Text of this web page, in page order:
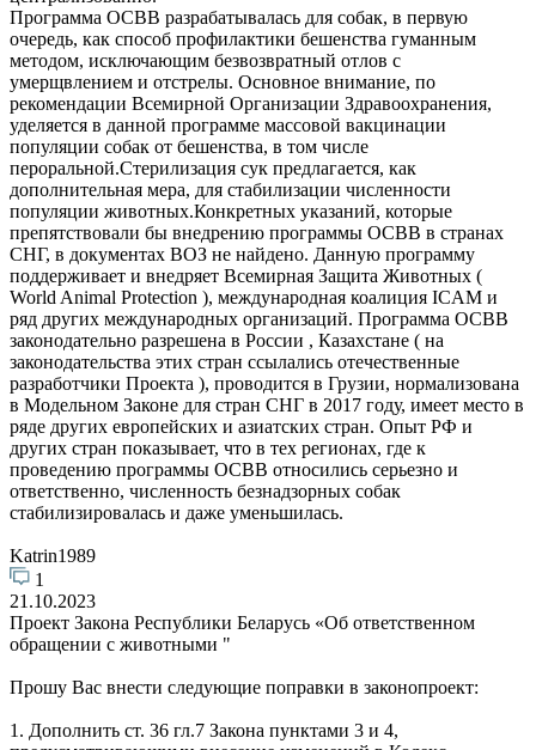
Программа ОСВВ разрабатывалась для собак, в первую
очередь, как способ профилактики бешенства гуманным
методом, исключающим безвозвратный отлов с
умерщвлением и отстрелы. Основное внимание, по
рекомендации Всемирной Организации Здравоохранения,
уделяется в данной программе массовой вакцинации
популяции собак от бешенства, в том числе
пероральной.Стерилизация сук предлагается, как
дополнительная мера, для стабилизации численности
популяции животных.Конкретных указаний, которые
препятствовали бы внедрению программы ОСВВ в странах
СНГ, в документах ВОЗ не найдено. Данную программу
поддерживает и внедряет Всемирная Защита Животных (
World Animal Protection ), международная коалиция ICAM и
ряд других международных организаций. Программа ОСВВ
законодательно разрешена в России , Казахстане ( на
законодательства этих стран ссылались отечественные
разработчики Проекта ), проводится в Грузии, нормализована
в Модельном Законе для стран СНГ в 2017 году, имеет место в
ряде других европейских и азиатских стран. Опыт РФ и
других стран показывает, что в тех регионах, где к
проведению программы ОСВВ относились серьезно и
ответственно, численность безнадзорных собак
стабилизировалась и даже уменьшилась.
Katrin1989
1
21.10.2023
Проект Закона Республики Беларусь «Об ответственном
обращении с животными "
Прошу Вас внести следующие поправки в законопроект:
1. Дополнить ст. 36 гл.7 Закона пунктами 3 и 4,